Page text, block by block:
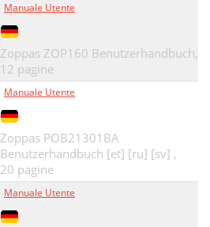
Manuale Utente
Zoppas ZOP160 Benutzerhandbuch,
12 pagine
Manuale Utente
Zoppas POB21301BA
Benutzerhandbuch [et] [ru] [sv] ,
20 pagine
Manuale Utente